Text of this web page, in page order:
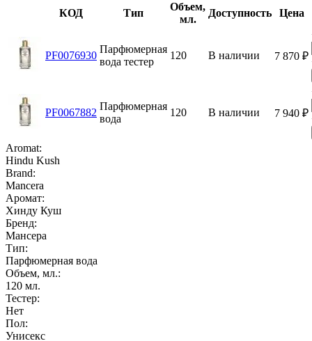
КОД Тип
Объем,
мл.
Доступность Цена
PF0076930
Парфюмерная
вода тестер
120 В наличии 7 870 ₽
PF0067882
Парфюмерная
вода
120 В наличии 7 940 ₽
Aromat:
Hindu Kush
Brand:
Mancera
Аромат:
Хинду Куш
Бренд:
Мансера
Тип:
Парфюмерная вода
Объем, мл.:
120 мл.
Тестер:
Нет
Пол:
Унисекс